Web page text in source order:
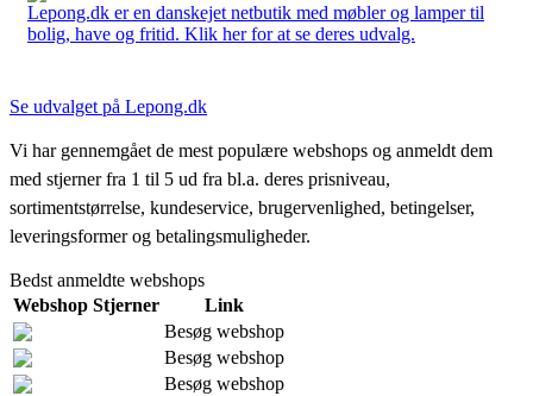
Lepong.dk er en danskejet netbutik med møbler og lamper til
bolig, have og fritid. Klik her for at se deres udvalg.
Se udvalget på Lepong.dk
Vi har gennemgået de mest populære webshops og anmeldt dem
med stjerner fra 1 til 5 ud fra bl.a. deres prisniveau,
sortimentstørrelse, kundeservice, brugervenlighed, betingelser,
leveringsformer og betalingsmuligheder.
Bedst anmeldte webshops
Webshop Stjerner
Link
Besøg webshop
Besøg webshop
Besøg webshop